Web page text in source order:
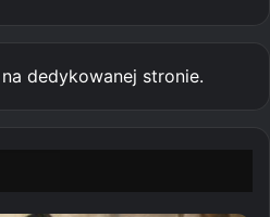
dedykowanej stronie.